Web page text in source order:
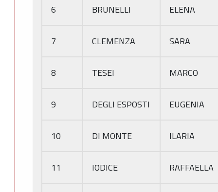
6 BRUNELLI ELENA
7 CLEMENZA SARA
8 TESEI MARCO
9 DEGLI ESPOSTI EUGENIA
10 DI MONTE ILARIA
11 IODICE RAFFAELLA